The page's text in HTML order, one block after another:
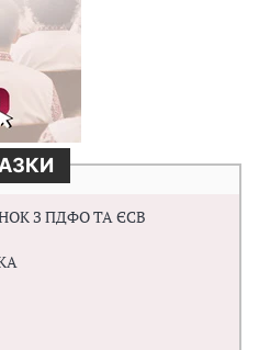
З ПДФО ТА ЄСВ